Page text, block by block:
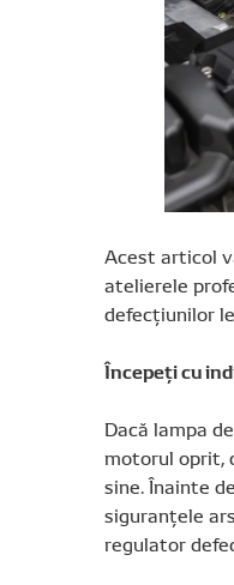
Acest articol
atelierele
defecțiunilor
Începeți cu
Dacă lampa
motorul oprit,
sine. Înainte
siguranțele
regulator